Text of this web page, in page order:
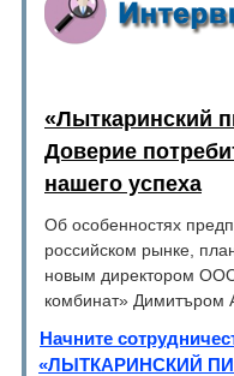
«Лыткаринский
Доверие
нашего успеха
Об особенностях
российском рынке,
новым директором
комбинат» Димитъром
Начните
«ЛЫТКАРИНСКИЙ